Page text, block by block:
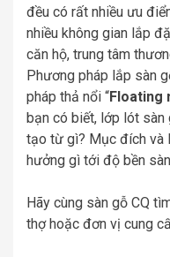
đều có rất nhiều ưu
nhiều không gian lắp
căn hộ, trung tâm
Phương pháp lắp sàn
pháp thả nổi “Floating
bạn có biết, lớp lót
tạo từ gì? Mục đích và
hưởng gì tới độ bền
Hãy cùng sàn gỗ CQ
thợ hoặc đơn vị cung